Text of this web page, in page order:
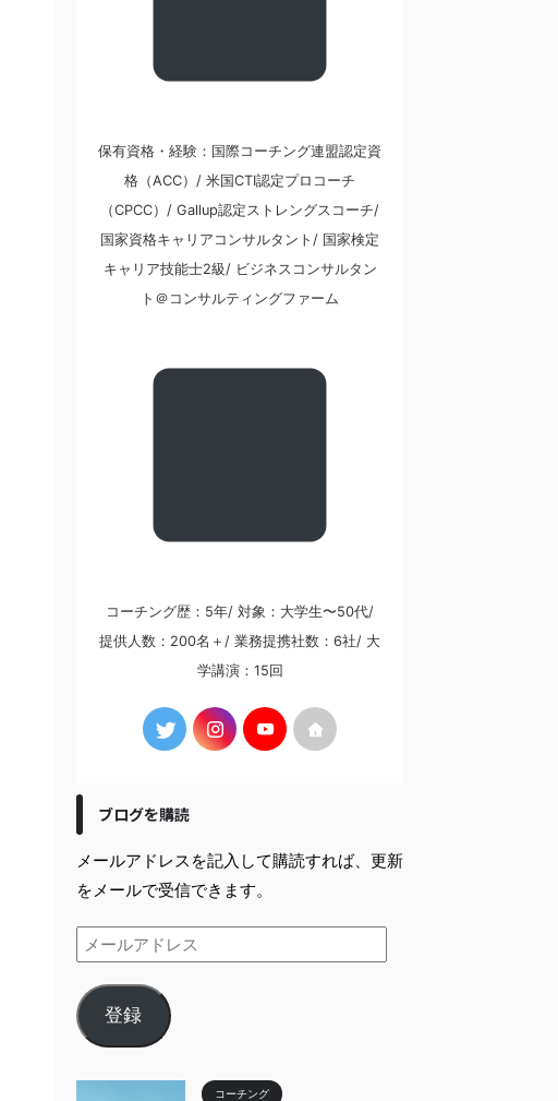
保有資格・経験：国際コーチング連盟認定資
格（ACC）/ 米国CTI認定プロコーチ
（CPCC）/ Gallup認定ストレングスコーチ/
国家資格キャリアコンサルタント/ 国家検定
キャリア技能士2級/ ビジネスコンサルタン
ト＠コンサルティングファーム
コーチング歴：5年/ 対象：大学生〜50代/
提供人数：200名＋/ 業務提携社数：6社/ 大
学講演：15回
ブログを購読
メールアドレスを記入して購読すれば、更新
をメールで受信できます。
登録
コーチング